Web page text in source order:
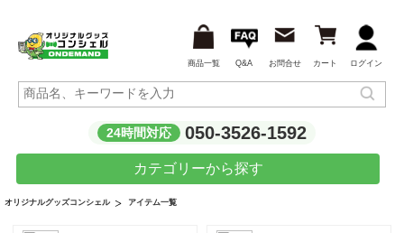
商品一覧 Q&A お問合せ カート ログイン
24時間対応 050-3526-1592
カテゴリーから探す
オリジナルグッズコンシェル アイテム一覧